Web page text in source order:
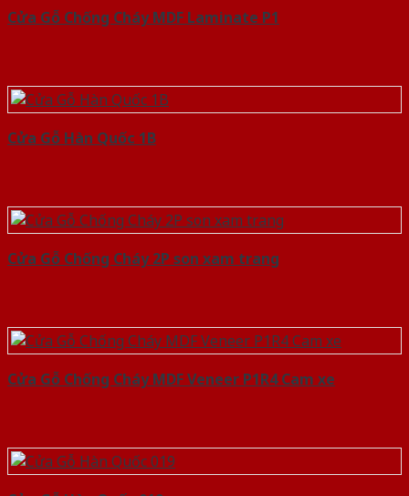
Cửa Gỗ Chống Cháy MDF Laminate P1
Cửa Gỗ Hàn Quốc 1B
Cửa Gỗ Chống Cháy 2P son xam trang
Cửa Gỗ Chống Cháy MDF Veneer P1R4 Cam xe